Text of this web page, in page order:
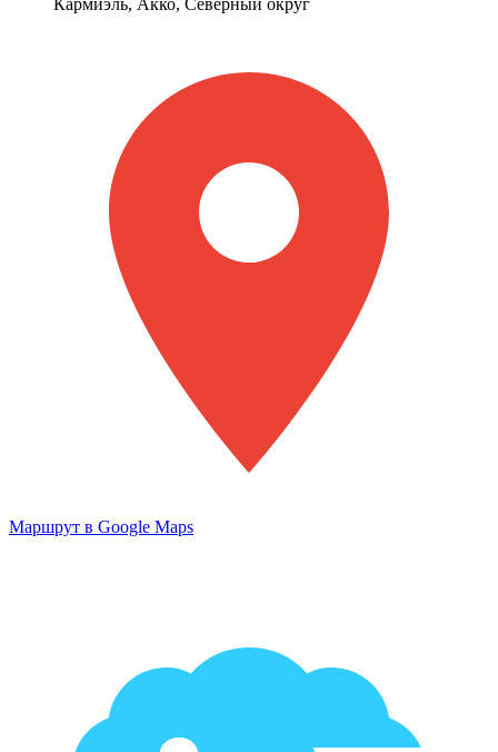
Кармиэль, Акко, Северный округ
Маршрут в Google Maps